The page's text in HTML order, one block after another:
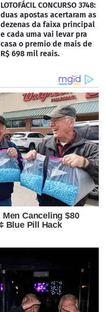
LOTOFÁCIL CONCURSO 3748:
duas apostas acertaram as
dezenas da faixa principal
e cada uma vai levar pra
casa o premio de mais de
R$ 698 mil reais.